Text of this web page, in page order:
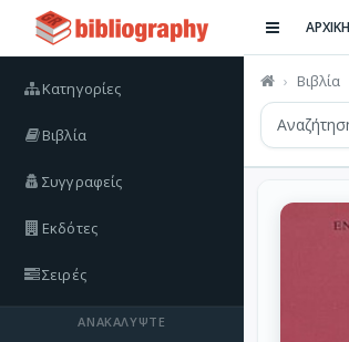
Κατηγορίες
Βιβλία
Συγγραφείς
Εκδότες
Σειρές
ΑΝΑΚΑΛΎΨΤΕ
ΑΡΧΙΚΗ
Βιβλία